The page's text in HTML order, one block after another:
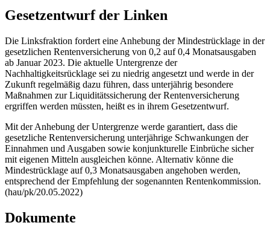
Gesetzentwurf der Linken
Die Linksfraktion fordert eine Anhebung der Mindestrücklage in der
gesetzlichen Rentenversicherung von 0,2 auf 0,4 Monatsausgaben
ab Januar 2023. Die aktuelle Untergrenze der
Nachhaltigkeitsrücklage sei zu niedrig angesetzt und werde in der
Zukunft regelmäßig dazu führen, dass unterjährig besondere
Maßnahmen zur Liquiditätssicherung der Rentenversicherung
ergriffen werden müssten, heißt es in ihrem Gesetzentwurf.
Mit der Anhebung der Untergrenze werde garantiert, dass die
gesetzliche Rentenversicherung unterjährige Schwankungen der
Einnahmen und Ausgaben sowie konjunkturelle Einbrüche sicher
mit eigenen Mitteln ausgleichen könne. Alternativ könne die
Mindestrücklage auf 0,3 Monatsausgaben angehoben werden,
entsprechend der Empfehlung der sogenannten Rentenkommission.
(hau/pk/20.05.2022)
Dokumente